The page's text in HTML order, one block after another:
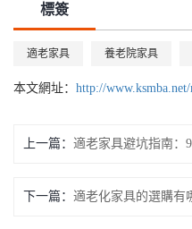
標簽
適老家具 養老院家具
本文網址： http://
上一篇：
下一篇：